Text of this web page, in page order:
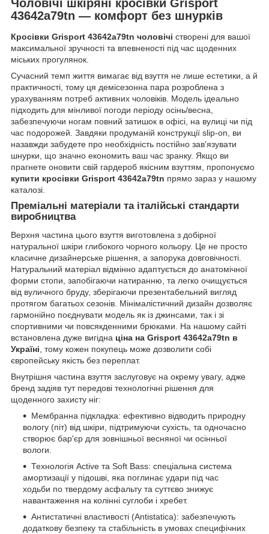
Чоловічі шкіряні кросівки Grisport
43642a79tn — комфорт без шнурків
Кросівки Grisport 43642a79tn чоловічі створені для вашої
максимальної зручності та впевненості під час щоденних
міських прогулянок.
Сучасний темп життя вимагає від взуття не лише естетики, а й
практичності, тому ця демісезонна пара розроблена з
урахуванням потреб активних чоловіків. Модель ідеально
підходить для мінливої погоди періоду осінь/весна,
забезпечуючи ногам повний затишок в офісі, на вулиці чи під
час подорожей. Завдяки продуманій конструкції slip-on, ви
назавжди забудете про необхідність постійно зав'язувати
шнурки, що значно економить ваш час зранку. Якщо ви
прагнете оновити свій гардероб якісним взуттям, пропонуємо
купити кросівки Grisport 43642a79tn прямо зараз у нашому
каталозі.
Преміальні матеріали та італійські стандарти
виробництва
Верхня частина цього взуття виготовлена з добірної
натуральної шкіри глибокого чорного кольору. Це не просто
класичне дизайнерське рішення, а запорука довговічності.
Натуральний матеріал відмінно адаптується до анатомічної
форми стопи, запобігаючи натиранню, та легко очищується
від вуличного бруду, зберігаючи презентабельний вигляд
протягом багатьох сезонів. Мінімалістичний дизайн дозволяє
гармонійно поєднувати модель як із джинсами, так і зі
спортивними чи повсякденними брюками. На нашому сайті
встановлена дуже вигідна ціна на Grisport 43642a79tn в
Україні, тому кожен покупець може дозволити собі
європейську якість без переплат.
Внутрішня частина взуття заслуговує на окрему увагу, адже
бренд задіяв тут передові технологічні рішення для
щоденного захисту ніг:
Мембранна підкладка: ефективно відводить природну
вологу (піт) від шкіри, підтримуючи сухість, та одночасно
створює бар'єр для зовнішньої весняної чи осінньої
вологи.
Технологія Active та Soft Bass: спеціальна система
амортизації у підошві, яка поглинає удари під час
ходьби по твердому асфальту та суттєво знижує
навантаження на колінні суглоби і хребет.
Антистатичні властивості (Antistatica): забезпечують
додаткову безпеку та стабільність в умовах специфічних